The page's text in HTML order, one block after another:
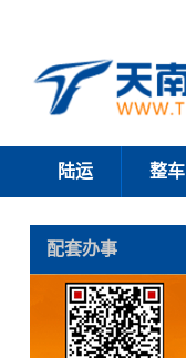
陆运 整车
配套办事